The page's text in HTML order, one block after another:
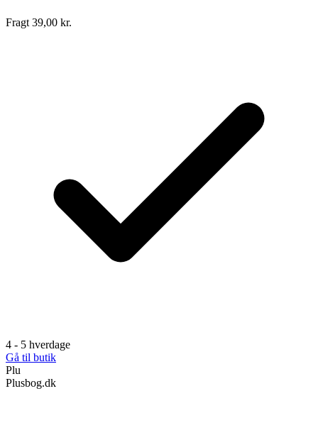
Fragt 39,00 kr.
4 - 5 hverdage
Gå til butik
Plu
Plusbog.dk